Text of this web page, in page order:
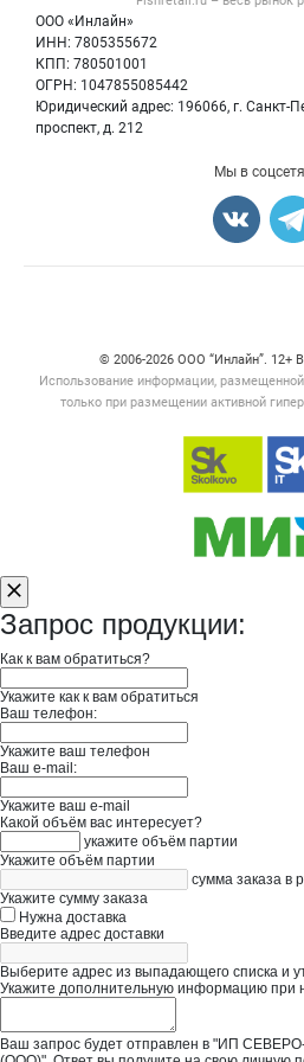
ООО «Инлайн»
ИНН: 7805355672
КПП: 780501001
ОГРН: 1047855085442
Юридический адрес: 196066, г. Санкт-
проспект, д. 212
Политика обработки
Блог
Мы в
© 2006‑2026 ООО “Инлайн”. 12+
Использование информации,
только при размещении активной
Запрос продукции:
Как к вам обратиться?
Укажите как к вам обратиться
Ваш телефон:
Укажите ваш телефон
Ваш e-mail:
Укажите ваш e-mail
Какой объём вас интересует?
укажите объём партии
Укажите объём партии
сумма заказа в
Укажите сумму заказа
Нужна доставка
Введите адрес доставки
Выберите адрес из выпадающего списка и
Укажите дополнительную информацию при
Ваш запрос будет отправлен в "ИП